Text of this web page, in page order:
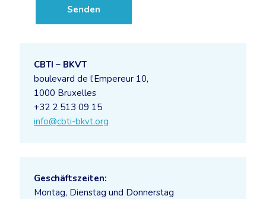
CBTI – BKVT
boulevard de l’Empereur 10,
1000 Bruxelles
+32 2 513 09 15
info@cbti-bkvt.org
Geschäftszeiten:
Montag, Dienstag und Donnerstag